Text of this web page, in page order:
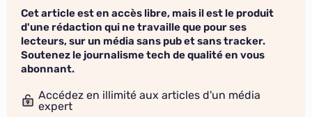
Cet article est en accès libre, mais il est le produit
d'une rédaction qui ne travaille que pour ses
lecteurs, sur un média sans pub et sans tracker.
Soutenez le journalisme tech de qualité en vous
abonnant.
Accédez en illimité aux articles d'un média
expert